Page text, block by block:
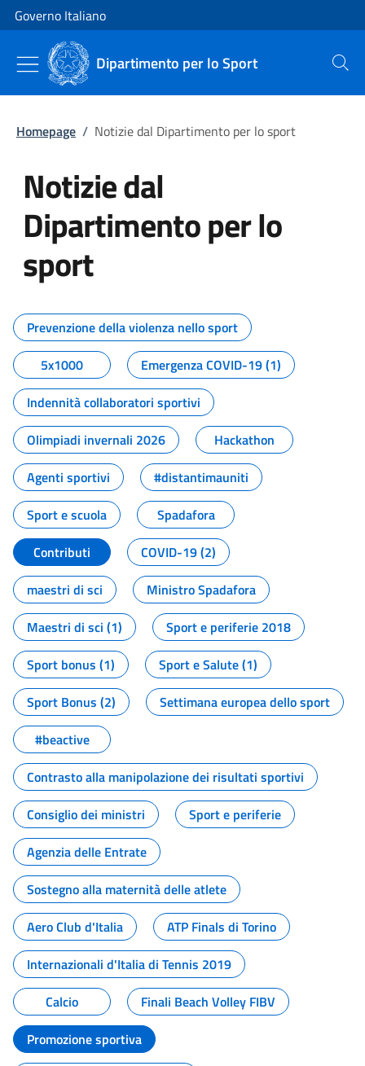
Vai al contenuto
Vai alla navigazione del sito
Governo Italiano
Dipartimento per lo Sport Cerca
Homepage / Notizie dal Dipartimento per lo sport
Notizie dal
Dipartimento per lo
sport
Tutti i contenuti della pagina
Prevenzione della violenza nello sport
5x1000
Emergenza COVID-19 (1)
Indennità collaboratori sportivi
Olimpiadi invernali 2026
Hackathon
Agenti sportivi
#distantimauniti
Sport e scuola
Spadafora
Contributi
COVID-19 (2)
maestri di sci
Ministro Spadafora
Maestri di sci (1)
Sport e periferie 2018
Sport bonus (1)
Sport e Salute (1)
Sport Bonus (2)
Settimana europea dello sport
#beactive
Contrasto alla manipolazione dei risultati sportivi
Consiglio dei ministri
Sport e periferie
Agenzia delle Entrate
Sostegno alla maternità delle atlete
Aero Club d'Italia
ATP Finals di Torino
Internazionali d'Italia di Tennis 2019
Calcio
Finali Beach Volley FIBV
Promozione sportiva